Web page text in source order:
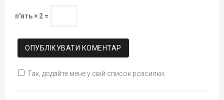
п'ять × 2 =
Так, додайте мене у свій список розсилки.